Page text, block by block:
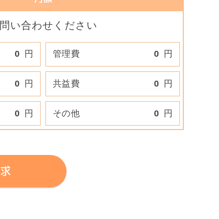
い合わせください
0 円 管理費 0 円
0 円 共益費 0 円
0 円 その他 0 円